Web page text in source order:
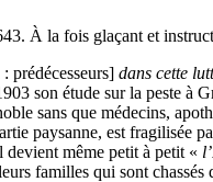
À la fois glaçant et
prédécesseurs] dans cette
son étude sur la peste
sans que médecins,
paysanne, est fragilisée
devient même petit à petit «
familles qui sont